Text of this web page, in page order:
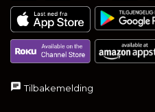
Tilbakemelding